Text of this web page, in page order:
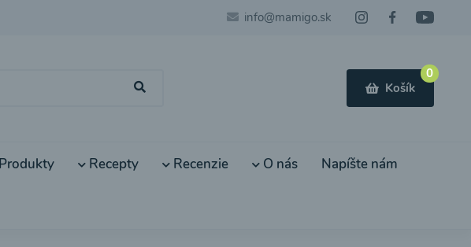
info@mamigo.sk
0
Košík
Produkty Recepty Recenzie O nás Napíšte nám